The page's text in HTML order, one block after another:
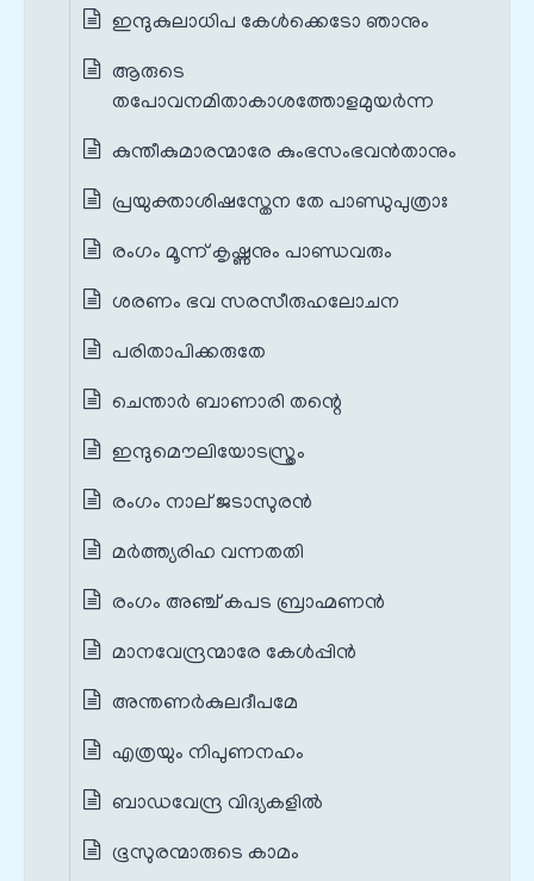
ഇന്ദുകുലാധിപ കേൾക്കെടോ ഞാനും
ആരുടെ
തപോവനമിതാകാശത്തോളമുയര്‍ന്ന
കുന്തീകുമാരന്മാരേ കുംഭസംഭവൻതാനും
പ്രയുക്താശിഷസ്തേന തേ പാണ്ഡുപുത്രാഃ
രംഗം മൂന്ന് കൃഷ്ണനും പാണ്ഡവരും
ശരണം ഭവ സരസീരുഹലോചന
പരിതാപിക്കരുതേ
ചെന്താർ ബാണാരി തന്റെ
ഇന്ദുമൌലിയോടസ്ത്രം
രംഗം നാല് ജടാസുരൻ
മര്‍ത്ത്യരിഹ വന്നതതി
രംഗം അഞ്ച് കപട ബ്രാഹ്മണൻ
മാനവേന്ദ്രന്മാരേ കേള്‍പ്പിന്‍
അന്തണർകുലദീപമേ
എത്രയും നിപുണനഹം
ബാഡവേന്ദ്ര വിദ്യകളിൽ
ഭൂസുരന്മാരുടെ കാമം